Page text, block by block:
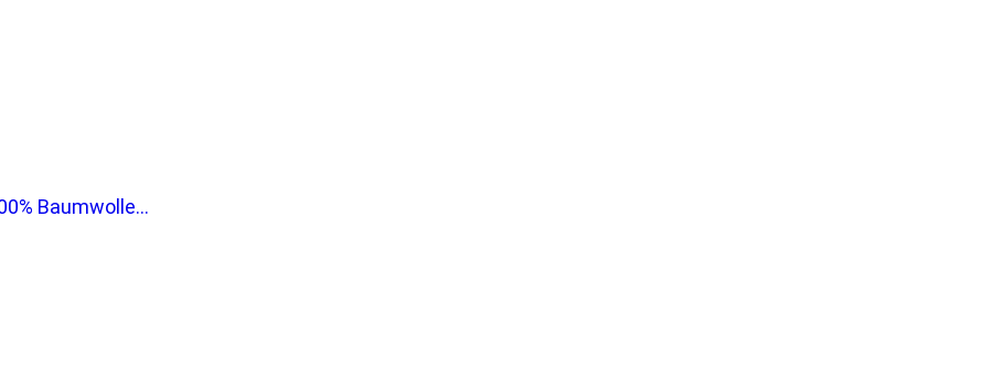
Baumwolle...